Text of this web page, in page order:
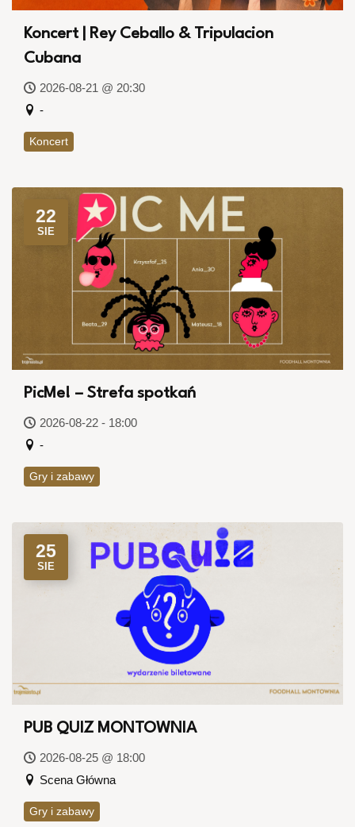
Koncert | Rey Ceballo & Tripulacion
Cubana
2026-08-21 @ 20:30
-
Koncert
22
SIE
PicMe! – Strefa spotkań
2026-08-22 - 18:00
-
Gry i zabawy
25
SIE
PUB QUIZ MONTOWNIA
2026-08-25 @ 18:00
Scena Główna
Gry i zabawy